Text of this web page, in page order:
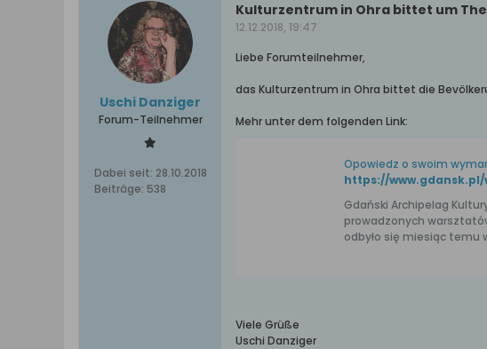
Uschi Danziger
Forum-Teilnehmer
Dabei seit: 28.10.2018
Beiträge: 538
Kulturzentrum in Ohra bittet um
12.12.2018, 19:47
Liebe Forumteilnehmer,
das Kulturzentrum in Ohra bittet die
Mehr unter dem folgenden Link:
Opowiedz o swoim
Gdański Archipelag
prowadzonych
odbyło się miesiąc temu
Viele Grüße
Uschi Danziger